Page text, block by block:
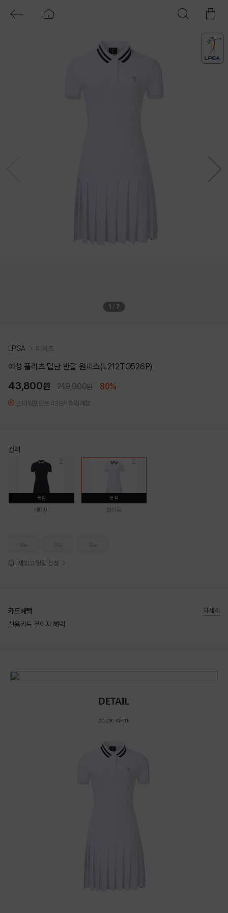
1 7
LPGA 티셔츠
여성 플리츠 밑단 반팔 원피스(L212TO526P)
43,800원 219,000원 80%
스타일포인트 438P 적립예정
컬러
품절
네이비
품절
화이트
재입고 알림 신청
카드혜택
신용카드 무이자 혜택
자세히